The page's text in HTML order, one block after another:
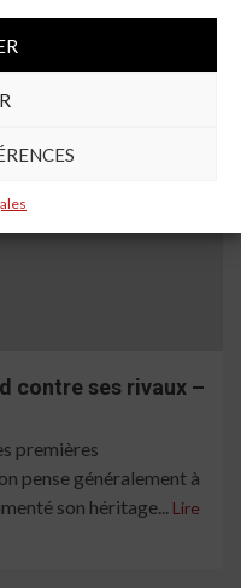
de carburant
test de...
​​contre ses rivaux –
premières
pense généralement à
son héritage... Lire